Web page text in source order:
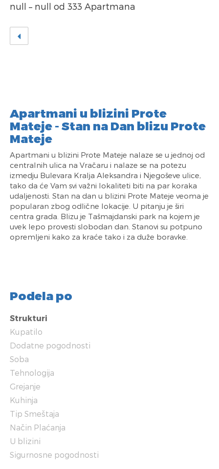
null – null od 333 Apartmana
Apartmani u blizini Prote
Mateje - Stan na Dan blizu Prote
Mateje
Apartmani u blizini Prote Mateje nalaze se u jednoj od
centralnih ulica na Vračaru i nalaze se na potezu
izmedju Bulevara Kralja Aleksandra i Njegoševe ulice,
tako da će Vam svi važni lokaliteti biti na par koraka
udaljenosti. Stan na dan u blizini Prote Mateje veoma je
popularan zbog odlične lokacije. U pitanju je širi
centra grada. Blizu je Tašmajdanski park na kojem je
uvek lepo provesti slobodan dan. Stanovi su potpuno
opremljeni kako za kraće tako i za duže boravke.
Podela po
Strukturi
Kupatilo
Dodatne pogodnosti
Soba
Tehnologija
Grejanje
Kuhinja
Tip Smeštaja
Način Plaćanja
U blizini
Sigurnosne pogodnosti